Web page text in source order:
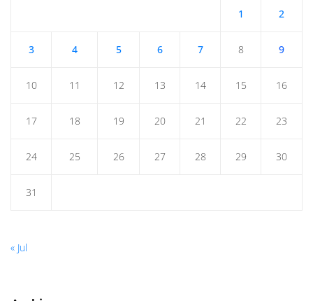
1 2
3 4 5 6 7 8 9
10 11 12 13 14 15 16
17 18 19 20 21 22 23
24 25 26 27 28 29 30
31
« Jul